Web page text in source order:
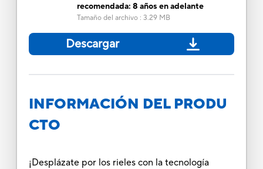
recomendada: 8 años en adelante
Tamaño del archivo: 3.29 MB
Descargar
INFORMACIÓN DEL PRODU
CTO
¡Desplázate por los rieles con la tecnología